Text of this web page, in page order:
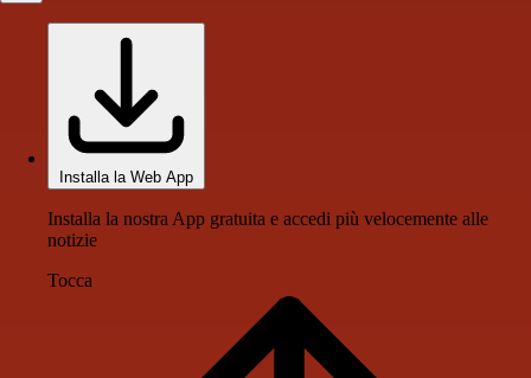
Installa la Web App
Installa la nostra App gratuita e accedi più velocemente alle
notizie
Tocca